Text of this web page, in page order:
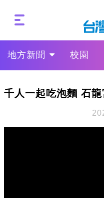
地方新聞 校園
千人一起吃泡麵 石